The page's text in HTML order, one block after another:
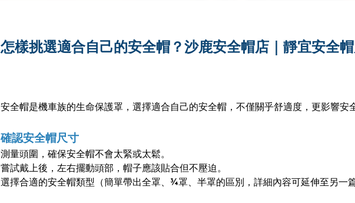
怎樣挑選適合自己的安全帽？沙鹿安全帽店｜靜宜安全
安全帽是機車族的生命保護罩，選擇適合自己的安全帽，不僅關乎舒適度，更影響安
確認安全帽尺寸
測量頭圍，確保安全帽不會太緊或太鬆。
嘗試戴上後，左右擺動頭部，帽子應該貼合但不壓迫。
選擇合適的安全帽類型（簡單帶出全罩、¾罩、半罩的區別，詳細內容可延伸至另一篇